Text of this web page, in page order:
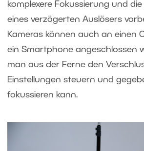
komplexere Fokussierung und
eines verzögerten Auslösers
Kameras können auch an einen
ein Smartphone angeschlossen
man aus der Ferne den
Einstellungen steuern und
fokussieren kann.